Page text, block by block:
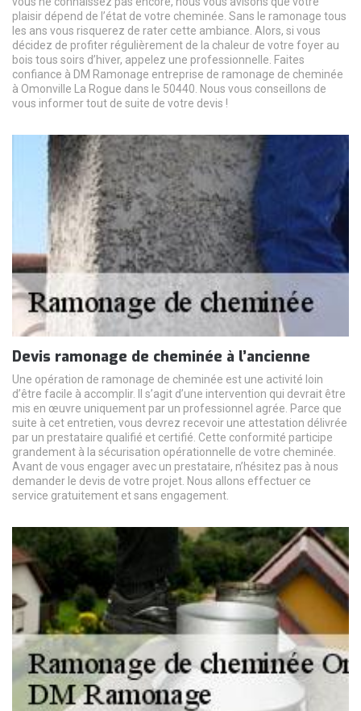
plaisir dépend de l’état de votre cheminée. Sans le ramonage tous
les ans vous risquerez de rater cette ambiance. Alors, si vous
décidez de profiter régulièrement de la chaleur de votre foyer au
bois tous soirs d’hiver, appelez une professionnelle. Faites
confiance à DM Ramonage entreprise de ramonage de cheminée
à Omonville La Rogue dans le 50440. Nous vous conseillons de
vous informer tout de suite de votre devis !
Devis ramonage de cheminée à l’ancienne
Une opération de ramonage de cheminée est une activité loin
d’être facile à accomplir. Il s’agit d’une intervention qui devrait être
mis en œuvre uniquement par un professionnel agrée. Parce que
suite à cet entretien, vous devrez recevoir une attestation délivrée
par un prestataire qualifié et certifié. Cette conformité participe
grandement à la sécurisation opérationnelle de votre cheminée.
Avant de vous engager avec un prestataire, n’hésitez pas à nous
demander le devis de votre projet. Nous allons effectuer ce
service gratuitement et sans engagement.